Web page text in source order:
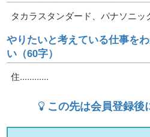
タカラスタンダード、パナソニッ
やりたいと考えている仕事を
い（60字）
住............
この先は会員登録後